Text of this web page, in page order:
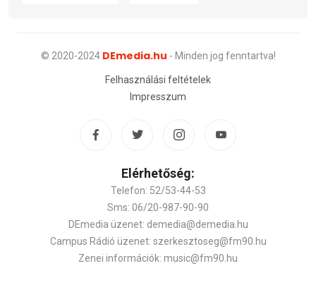
© 2020-2024 DEmedia.hu - Minden jog fenntartva!
Felhasználási feltételek
Impresszum
Elérhetőség:
Telefon: 52/53-44-53
Sms: 06/20-987-90-90
DEmedia üzenet: demedia@demedia.hu
Campus Rádió üzenet: szerkesztoseg@fm90.hu
Zenei információk: music@fm90.hu